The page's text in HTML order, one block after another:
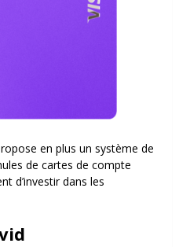
en plus un système de
de cartes de compte
d’investir dans les